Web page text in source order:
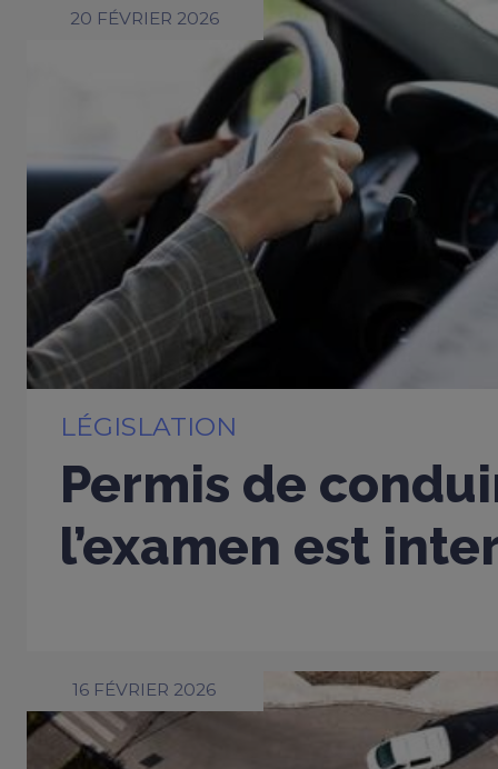
20 FÉVRIER 2026
LÉGISLATION
Permis de
l’examen est
16 FÉVRIER 2026